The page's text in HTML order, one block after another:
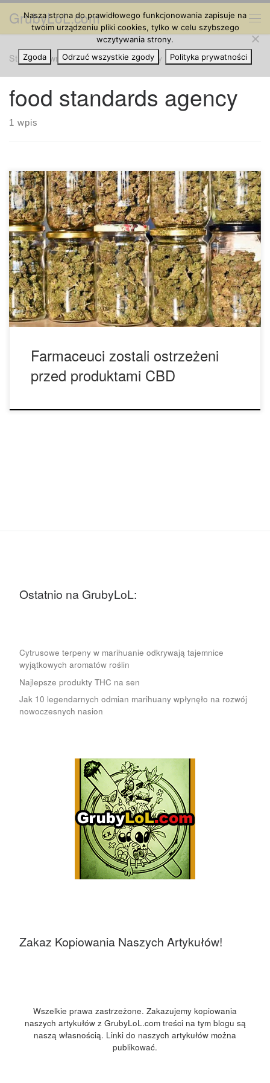
Przejdź do treści
GrubyLoL.com
Strona główna » food standards agency
food standards agency
1 wpis
Farmaceuci z Wielkiej Brytanii zostali ostrzeżeni przed
produktami zawierającymi olej CBD, w obawie, że niektóre z
nich mogą zawierać nielegalne, powodujące haj substancje
chemiczne. Ze względu na to, że w ostatnich latach rynek
produktów cannabis gwałtownie się powiększył, pojawiły się
obawy, że niektóre z nich mogą być źle oznakowane, a […]
Farmaceuci zostali ostrzeżeni
przed produktami CBD
Ostatnio na GrubyLoL:
Cytrusowe terpeny w marihuanie odkrywają tajemnice
wyjątkowych aromatów roślin
Najlepsze produkty THC na sen
Jak 10 legendarnych odmian marihuany wpłynęło na rozwój
nowoczesnych nasion
Zakaz Kopiowania Naszych Artykułów!
Wszelkie prawa zastrzeżone. Zakazujemy kopiowania
naszych artykułów z GrubyLoL.com treści na tym blogu są
naszą własnością. Linki do naszych artykułów można
publikować.
Nasza strona do prawidłowego funkcjonowania zapisuje na
twoim urządzeniu pliki cookies, tylko w celu szybszego
wczytywania strony.
Zgoda
Odrzuć wszystkie zgody Polityka prywatności